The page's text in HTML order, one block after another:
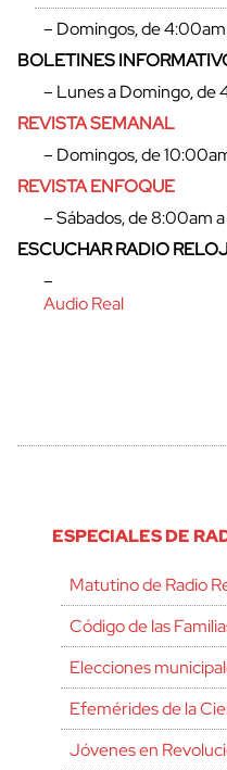
– Domingos, de
BOLETINES
– Lunes a Domingo, de
REVISTA SEMANAL
– Domingos, de
REVISTA ENFOQUE
– Sábados, de 8:00am
ESCUCHAR RADIO
–
Audio Real
ESPECIALES DE
Matutino de Radio
Código de las
Elecciones
Efemérides de la
Jóvenes en